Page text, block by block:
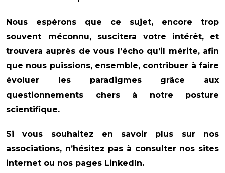
Nous espérons que ce sujet, encore trop
souvent
méconnu, suscitera votre intérêt, et
trouvera auprès de vous l’écho qu’il mérite, afin
que nous puissions, ensemble, contribuer à faire
évoluer les paradigmes grâce aux
questionnements chers à notre posture
scientifique.
Si vous souhaitez en savoir plus sur nos
associations, n’hésitez pas à consulter nos sites
internet ou nos pages LinkedIn.